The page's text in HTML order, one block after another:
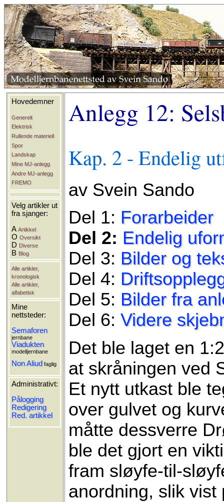
Hovedemner
Generelt
Elektrisk
Rullende materiell
Spor
Landskap
Mine MJ-anlegg
Andre MJ-anlegg
FREMO
Velg artikler ut
fra sjanger:
AArtikkel
OOversikt
D Diverse
B Blog
Alle artikler,
kronologisk
Alle artikler,
alfabetisk
Mine
nettsteder:
Semaforen
jernbane
Viadukten
modelljernbane
Non Aliud faglig
Administrativt:
Pålogging
Redigering
Red. artikkel
Anlegg 12:
Kap. 2 - Endelig
av Svein Sando
Del 1: Forarbeider
Del 2: Endelig
Del 3: Bilder og
Del 4:
Del 5: Bilder fra
Del 6: Videre
Det ble laget en
at skråningen ved
Et nytt utkast ble
over gulvet og
måtte dessverre
ble det gjort en
fram sløyfe-til-
anordning, slik vist